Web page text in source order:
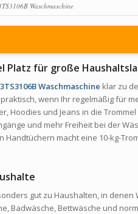
Waschmaschine
Platz für große
Waschmaschine klar zu
wenn Ihr regelmäßig für
Hoodies und Jeans in die
und mehr Freiheit bei der
macht eine 10-kg-
gut zu Haushalten, in denen
Badwäsche, Bettwäsche und